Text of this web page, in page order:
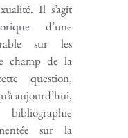
Il s’agit
d’une
sur les
champ de la
question,
aujourd’hui,
sur la